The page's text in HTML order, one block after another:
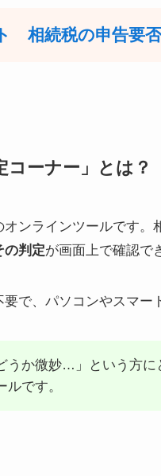
相続税の申告要
コーナー」とは？
ンラインツールです。
の判定が画面上で確認で
で、パソコンやスマー
うか微妙…」という方
です。